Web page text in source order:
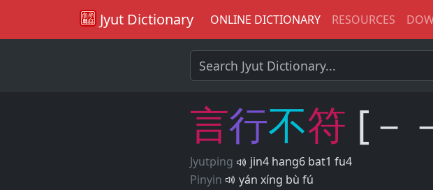
Jyut Dictionary ONLINE DICTIONARY RESOURCES
言行不符 [－
Jyutping
jin4 hang6 bat1 fu4
Pinyin
yán xíng bù fú